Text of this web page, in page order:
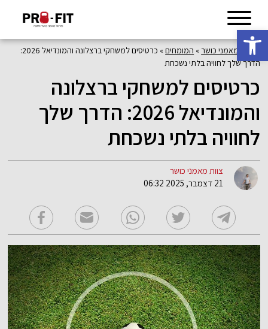
פתח סרגל נגישות
פורטל מאמני כושר » המומחים»
כרטיסים למשחקי ברצלונה והמונדיאל 2026:
הדרך שלך לחוויה בלתי נשכחת
כרטיסים למשחקי ברצלונה
והמונדיאל 2026: הדרך שלך
לחוויה בלתי נשכחת
צוות מאמני כושר
21 דצמבר, 2025 06:32